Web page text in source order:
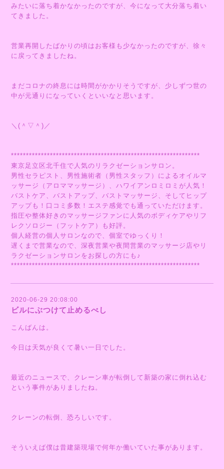
みたいに落ち着かなかったのですが、今になって大分落ち着い
てきました。
営業再開したばかりの頃はお客様も少なかったのですが、徐々
に戻ってきましたね。
まだコロナの終息には時間がかかりそうですが、少しずつ世の
中が元通りになっていくといいなと思います。
＼(＾▽＾)／
***************************************************************
東京足立区北千住で人気のリラクゼーションサロン。
男性セラピスト、男性施術者（男性スタッフ）によるオイルマ
ッサージ（アロママッサージ）、ハワイアンロミロミが人気！
バストケア、バストアップ、バストマッサージ、そしてヒップ
アップも！口コミ多数！エステ感覚でも通っていただけます。
指圧や整体好きのマッサージファンに人気のボディケアやリフ
レクソロジー（フットケア）も好評。
個人経営の個人サロンなので、個室でゆっくり！
遅くまで営業なので、深夜営業や夜間営業のマッサージ店やリ
ラクゼーションサロンをお探しの方にも♪
***************************************************************
2020-06-29 20:08:00
ビルにぶつけて止めるべし
こんばんは。
今日は天気が良くて暑い一日でした。
最近のニュースで、クレーン車が転倒して新築の家に倒れ込む
という事件がありましたね。
クレーンの転倒、恐ろしいです。
そういえば僕は昔建築現場で何年か働いていた事があります。